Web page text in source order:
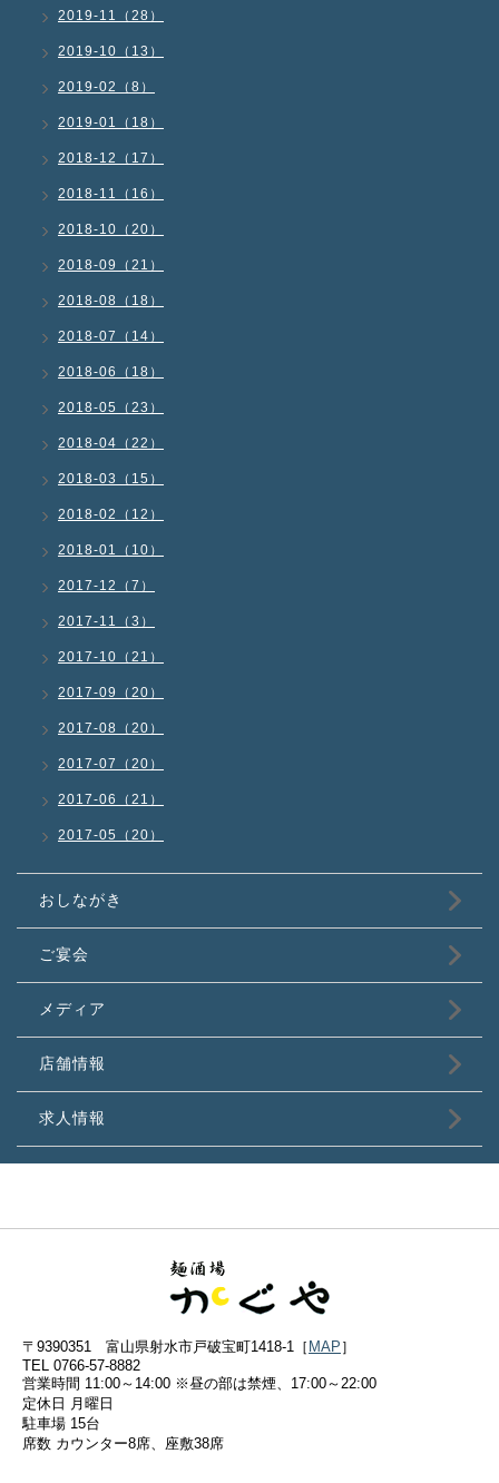
2019-11（28）
2019-10（13）
2019-02（8）
2019-01（18）
2018-12（17）
2018-11（16）
2018-10（20）
2018-09（21）
2018-08（18）
2018-07（14）
2018-06（18）
2018-05（23）
2018-04（22）
2018-03（15）
2018-02（12）
2018-01（10）
2017-12（7）
2017-11（3）
2017-10（21）
2017-09（20）
2017-08（20）
2017-07（20）
2017-06（21）
2017-05（20）
おしながき
ご宴会
メディア
店舗情報
求人情報
〒9390351 富山県射水市戸破宝町1418-1［ MAP ］
TEL 0766-57-8882
営業時間 11:00～14:00 ※昼の部は禁煙、17:00～22:00
定休日 月曜日
駐車場 15台
席数 カウンター8席、座敷38席